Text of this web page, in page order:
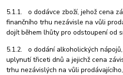
5.1.1. o dodávce zboží, jehož cena
finančního trhu nezávisle na vůli
dojít během lhůty pro odstoupení od
5.1.2. o dodání alkoholických
uplynutí třiceti dnů a jejichž cena
trhu nezávislých na vůli prodávajícího,